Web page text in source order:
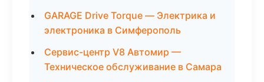
GARAGE Drive Torque — Электрика и
электроника в Симферополь
Сервис-центр V8 Автомир —
Техническое обслуживание в Самара